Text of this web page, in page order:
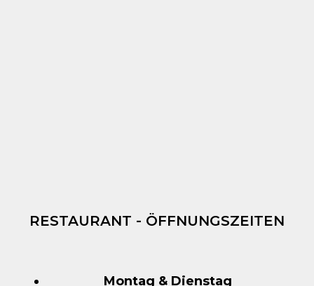
RESTAURANT - ÖFFNUNGSZEITEN
Montag & Dienstag